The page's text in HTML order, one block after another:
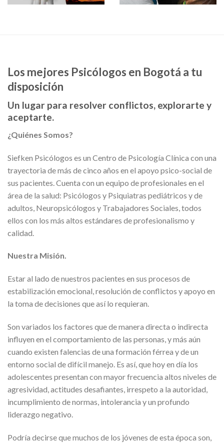
Los mejores Psicólogos en Bogotá a tu
disposición
Un lugar para resolver conflictos, explorarte y
aceptarte.
¿Quiénes Somos?
Siefken Psicólogos es un Centro de Psicología Clínica con una
trayectoria de más de cinco años en el apoyo psico-social de
sus pacientes. Cuenta con un equipo de profesionales en el
área de la salud: Psicólogos y Psiquiatras pediátricos y de
adultos, Neuropsicólogos y Trabajadores Sociales, todos
ellos con los más altos estándares de profesionalismo y
calidad.
Nuestra Misión.
Estar al lado de nuestros pacientes en sus procesos de
estabilización emocional, resolución de conflictos y apoyo en
la toma de decisiones que así lo requieran.
Son variados los factores que de manera directa o indirecta
influyen en el comportamiento de las personas, y más aún
cuando existen falencias de una formación férrea y de un
entorno social de difícil manejo. Es así, que hoy en día los
adolescentes presentan con mayor frecuencia altos niveles de
agresividad, actitudes desafiantes, irrespeto a la autoridad,
incumplimiento de normas, intolerancia y un profundo
liderazgo negativo.
Podría decirse que muchos de los jóvenes de esta época son,